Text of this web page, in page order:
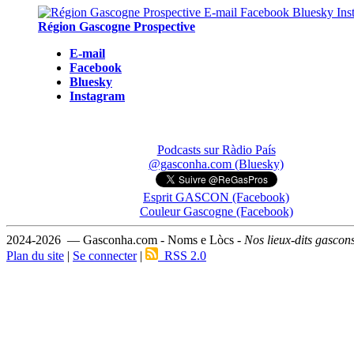
Région Gascogne Prospective
E-mail
Facebook
Bluesky
Instagram
Podcasts sur Ràdio País
@gasconha.com (Bluesky)
Esprit GASCON (Facebook)
Couleur Gascogne (Facebook)
2024-2026 — Gasconha.com - Noms e Lòcs - Nos lieux-dits
Plan du site | Se connecter| RSS 2.0